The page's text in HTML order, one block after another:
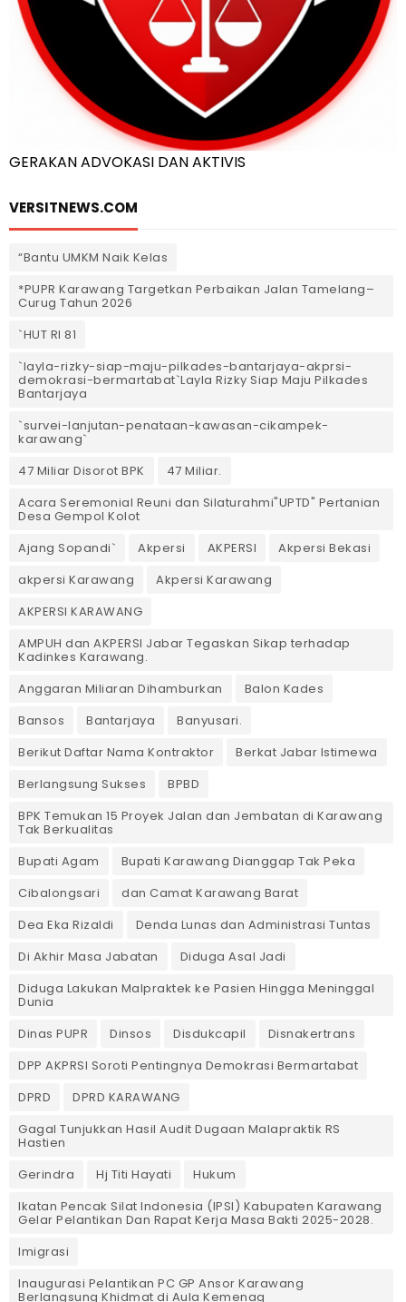
GERAKAN ADVOKASI DAN AKTIVIS
VERSITNEWS.COM
“Bantu UMKM Naik Kelas
*PUPR Karawang Targetkan Perbaikan Jalan Tamelang–
Curug Tahun 2026
`HUT RI 81
`layla-rizky-siap-maju-pilkades-bantarjaya-akprsi-
demokrasi-bermartabat`Layla Rizky Siap Maju Pilkades
Bantarjaya
`survei-lanjutan-penataan-kawasan-cikampek-
karawang`
47 Miliar Disorot BPK
47 Miliar.
Acara Seremonial Reuni dan Silaturahmi"UPTD" Pertanian
Desa Gempol Kolot
Ajang Sopandi`
Akpersi AKPERSI
Akpersi Bekasi
akpersi Karawang
Akpersi Karawang
AKPERSI KARAWANG
AMPUH dan AKPERSI Jabar Tegaskan Sikap terhadap
Kadinkes Karawang.
Anggaran Miliaran Dihamburkan
Balon Kades
Bansos
Bantarjaya
Banyusari.
Berikut Daftar Nama Kontraktor
Berkat Jabar Istimewa
Berlangsung Sukses
BPBD
BPK Temukan 15 Proyek Jalan dan Jembatan di Karawang
Tak Berkualitas
Bupati Agam
Bupati Karawang Dianggap Tak Peka
Cibalongsari
dan Camat Karawang Barat
Dea Eka Rizaldi
Denda Lunas dan Administrasi Tuntas
‎Di Akhir Masa Jabatan
Diduga Asal Jadi
Diduga Lakukan Malpraktek ke Pasien Hingga Meninggal
Dunia
Dinas PUPR
Dinsos Disdukcapil
Disnakertrans
DPP AKPRSI Soroti Pentingnya Demokrasi Bermartabat
DPRD
DPRD KARAWANG
Gagal Tunjukkan Hasil Audit Dugaan Malapraktik RS
Hastien
Gerindra
Hj Titi Hayati
Hukum
Ikatan Pencak Silat Indonesia (IPSI) Kabupaten Karawang
Gelar Pelantikan Dan Rapat Kerja Masa Bakti 2025-2028.
Imigrasi
Inaugurasi Pelantikan PC GP Ansor Karawang
Berlangsung Khidmat di Aula Kemenag